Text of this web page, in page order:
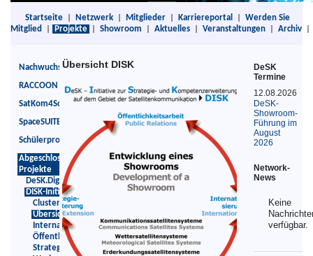
Startseite Netzwerk Mitglieder Karriereportal
Werden Sie
Mitglied
Projekte Showroom Aktuelles Veranstaltungen Archiv
Nachwuchskräfteförderung
RACCOON
SatKom4Schools
SpaceSUITE
Schülerprojekte
Abgeschlossene
Projekte
DeSK.Digital
DISK-Initiative
Clusterwettbewerb
Übersicht DISK
Internationalisierung
Öffentlichkeitsarbeit
Strategieerweiterung
Übersicht DISK
DeSK
Termine
12.08.2026
DeSK-
Showroom-
Führung im
August
2026
Network-
News
Keine
verfügbar.